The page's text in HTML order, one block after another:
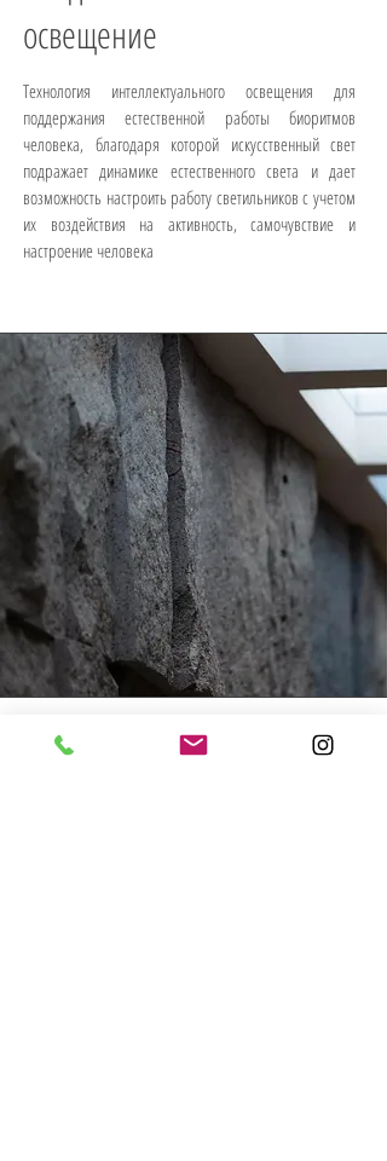
освещение
Технология интеллектуального освещения для
поддержания естественной работы биоритмов
человека, благодаря которой искусственный свет
подражает динамике естественного света и дает
возможность настроить работу светильников с учетом
их воздействия на активность, самочувствие и
настроение человека
Декоративное освещение